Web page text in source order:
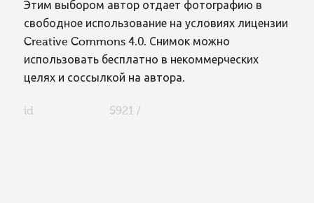
Этим выбором автор отдает фотографию в
свободное использование на условиях лицензии
Creative Commons 4.0. Снимок можно
использовать бесплатно в некоммерческих
целях и соссылкой на автора.
id 5921 /